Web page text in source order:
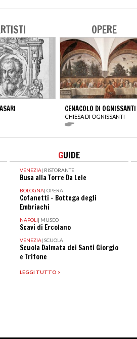
OPERE
CENACOLO DI OGNISSANTI
CHIESA DI OGNISSANTI
GUIDE
VENEZIA| RISTORANTE
Busa alla Torre Da Lele
BOLOGNA| OPERA
Cofanetti - Bottega degli
Embriachi
NAPOLI| MUSEO
Scavi di Ercolano
VENEZIA| SCUOLA
Scuola Dalmata dei Santi Giorgio
e Trifone
LEGGI TUTTO >